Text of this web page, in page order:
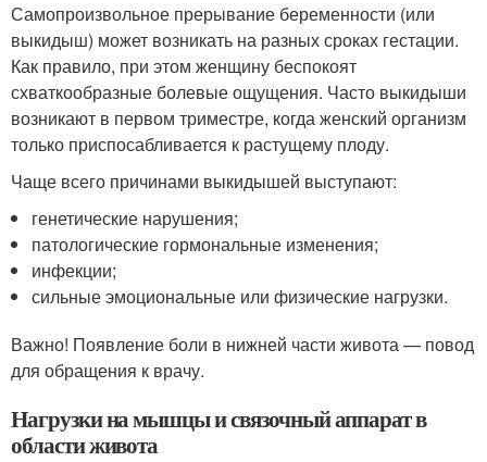
Самопроизвольное прерывание беременности (или
выкидыш) может возникать на разных сроках гестации.
Как правило, при этом женщину беспокоят
схваткообразные болевые ощущения. Часто выкидыши
возникают в первом триместре, когда женский организм
только приспосабливается к растущему плоду.
Чаще всего причинами выкидышей выступают:
генетические нарушения;
патологические гормональные изменения;
инфекции;
сильные эмоциональные или физические нагрузки.
Важно! Появление боли в нижней части живота — повод
для обращения к врачу.
Нагрузки на мышцы и связочный аппарат в
области живота